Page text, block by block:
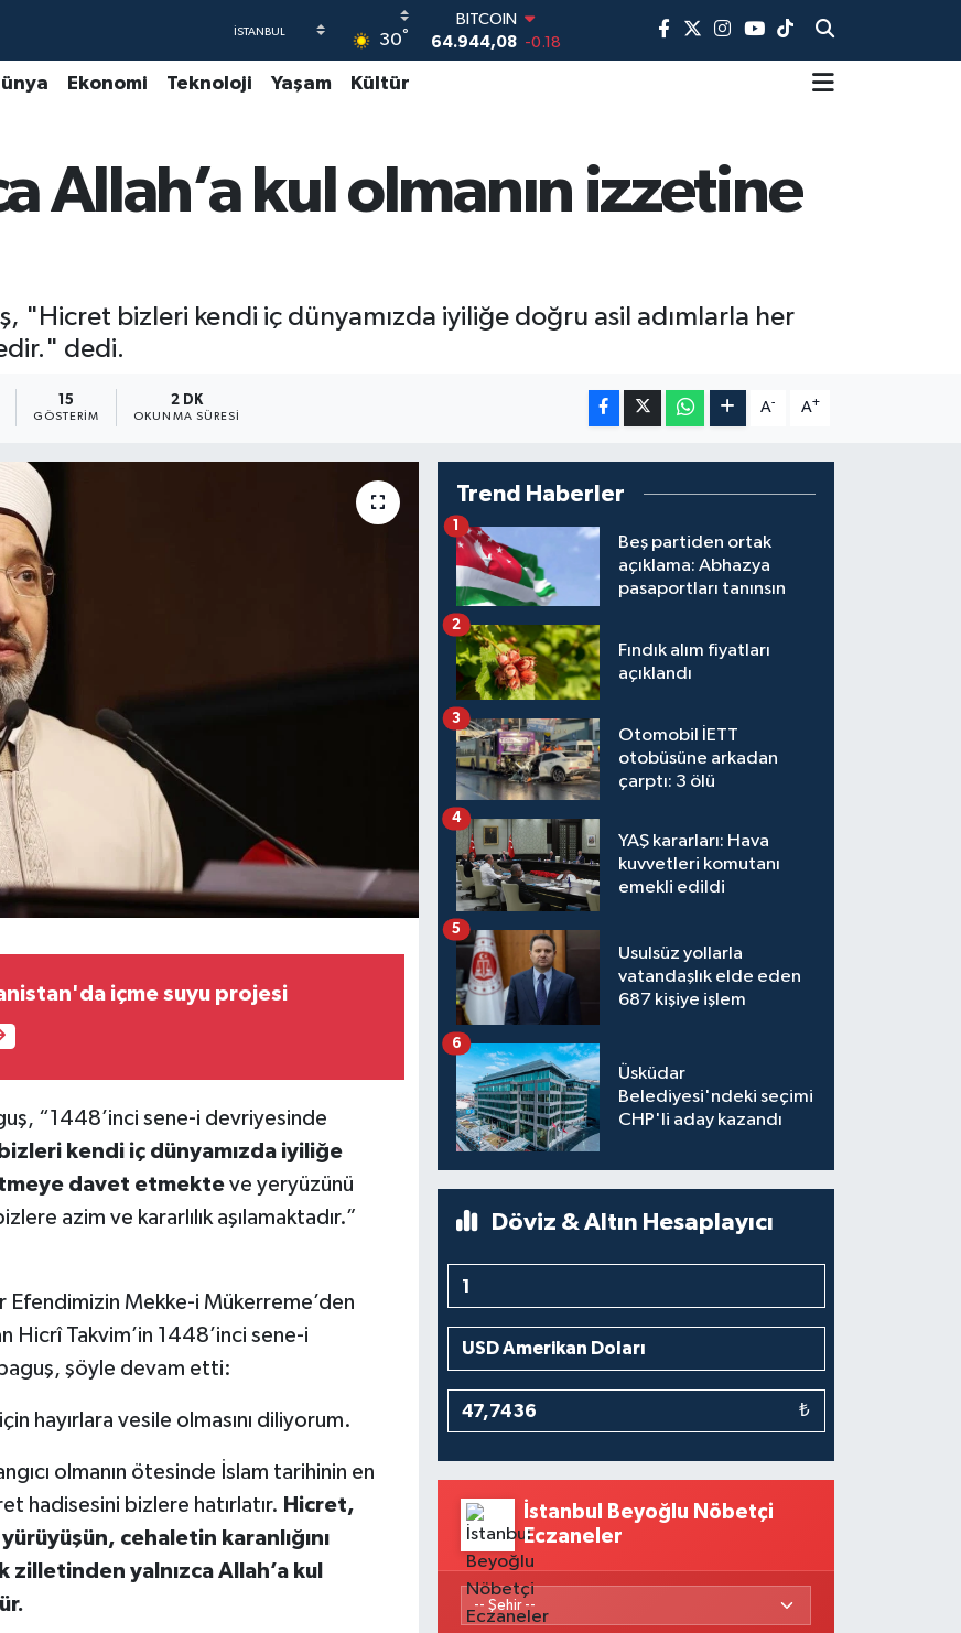
30°
BITCOIN
64.944,08 -0.18
DOLAR
64,4811 0.38
GRAM ALTIN
Ekonomi Teknoloji Yaşam Kültür
Allah’a kul olmanın izzetine
"Hicret bizleri kendi iç dünyamızda iyiliğe doğru asil adımlarla her
dedi.
15
GÖSTERIM
2 DK
OKUNMA SÜRESI
A- A+
içme suyu projesi
“1448’inci sene-i devriyesinde
bizleri kendi iç dünyamızda iyiliğe
davet etmekteve yeryüzünü
azim ve kararlılık aşılamaktadır.”
Efendimizin Mekke-i Mükerreme’den
Hicrî Takvim’in 1448’inci sene-i
şöyle devam etti:
hayırlara vesile olmasını diliyorum.
olmanın ötesinde İslam tarihinin en
hadisesini bizlere hatırlatır. Hicret,
cehaletin karanlığını
zilletinden yalnızca Allah’a kul
Trend Haberler
Beş partiden ortak
açıklama: Abhazya
pasaportları tanınsın
1
Fındık alım fiyatları
açıklandı
2
Otomobil İETT
otobüsüne arkadan
çarptı: 3 ölü
3
YAŞ kararları: Hava
kuvvetleri komutanı
emekli edildi
4
Usulsüz yollarla
vatandaşlık elde eden
687 kişiye işlem
5
Üsküdar
Belediyesi'ndeki seçimi
CHP'li aday kazandı
6
Döviz & Altın Hesaplayıcı
₺
İstanbul Beyoğlu Nöbetçi
Eczaneler